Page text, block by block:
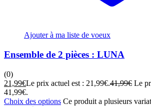
Ajouter à ma liste de voeux
Ensemble de 2 pièces : LUNA
(0)
21,99€Le prix actuel est : 21,99€.41,99€ Le
41,99€.
Choix des options Ce produit a plusieurs